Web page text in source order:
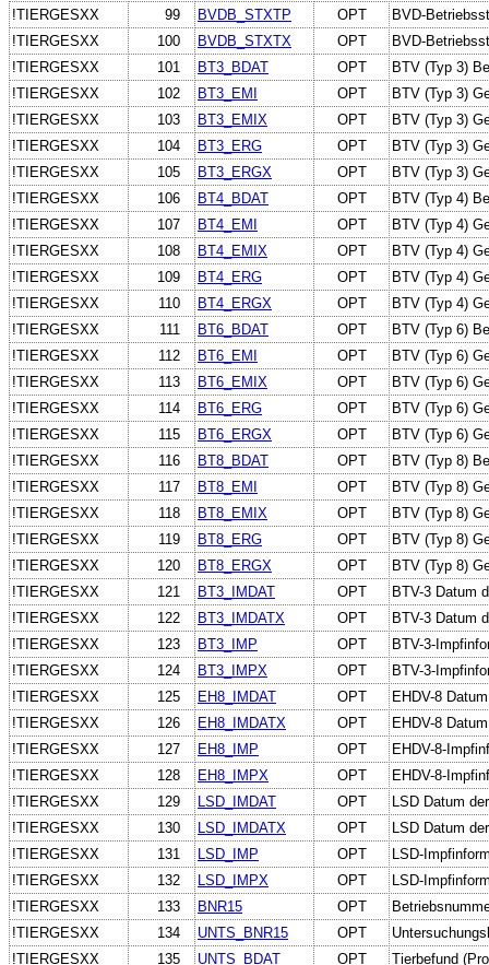
!TIERGESXX
99 BVDB_STXTP OPT
BVD-
!TIERGESXX
100 BVDB_STXTX OPT
BVD-
!TIERGESXX
101 BT3_BDAT OPT
BTV (Typ 3)
!TIERGESXX
102 BT3_EMI OPT
BTV (Typ 3)
!TIERGESXX
103 BT3_EMIX OPT
BTV (Typ 3)
!TIERGESXX
104 BT3_ERG OPT
BTV (Typ 3)
!TIERGESXX
105 BT3_ERGX OPT
BTV (Typ 3)
!TIERGESXX
106 BT4_BDAT OPT
BTV (Typ 4)
!TIERGESXX
107 BT4_EMI OPT
BTV (Typ 4)
!TIERGESXX
108 BT4_EMIX OPT
BTV (Typ 4)
!TIERGESXX
109 BT4_ERG OPT
BTV (Typ 4)
!TIERGESXX
110 BT4_ERGX OPT
BTV (Typ 4)
!TIERGESXX
111 BT6_BDAT OPT
BTV (Typ 6)
!TIERGESXX
112 BT6_EMI OPT
BTV (Typ 6)
!TIERGESXX
113 BT6_EMIX OPT
BTV (Typ 6)
!TIERGESXX
114 BT6_ERG OPT
BTV (Typ 6)
!TIERGESXX
115 BT6_ERGX OPT
BTV (Typ 6)
!TIERGESXX
116 BT8_BDAT OPT
BTV (Typ 8)
!TIERGESXX
117 BT8_EMI OPT
BTV (Typ 8)
!TIERGESXX
118 BT8_EMIX OPT
BTV (Typ 8)
!TIERGESXX
119 BT8_ERG OPT
BTV (Typ 8)
!TIERGESXX
120 BT8_ERGX OPT
BTV (Typ 8)
!TIERGESXX
121 BT3_IMDAT OPT
BTV-3 Datum
!TIERGESXX
122 BT3_IMDATX OPT
BTV-3 Datum
!TIERGESXX
123 BT3_IMP OPT
BTV-3-
!TIERGESXX
124 BT3_IMPX OPT
BTV-3-
!TIERGESXX
125 EH8_IMDAT OPT
EHDV-8
!TIERGESXX
126 EH8_IMDATX OPT
EHDV-8
!TIERGESXX
127 EH8_IMP OPT
EHDV-8-
!TIERGESXX
128 EH8_IMPX OPT
EHDV-8-
!TIERGESXX
129 LSD_IMDAT OPT
LSD Datum
!TIERGESXX
130 LSD_IMDATX OPT
LSD Datum
!TIERGESXX
131 LSD_IMP OPT
LSD-
!TIERGESXX
132 LSD_IMPX OPT
LSD-
!TIERGESXX
133 BNR15 OPT
!TIERGESXX
134 UNTS_BNR15 OPT
!TIERGESXX
135 UNTS_BDAT OPT Tierbefund